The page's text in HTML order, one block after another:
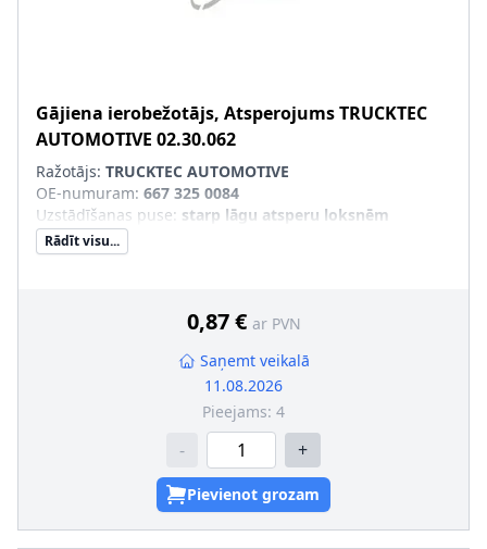
Gājiena ierobežotājs, AtsperojumsTRUCKTEC
AUTOMOTIVE 02.30.062
Ražotājs: TRUCKTEC AUTOMOTIVE
OE-numuram: 667 325 0084
Uzstādīšanas puse: starp lāgu atsperu loksnēm
Rādīt visu...
0,87 € ar PVN
Saņemt veikalā
11.08.2026
Pieejams: 4
- +
Pievienot grozam